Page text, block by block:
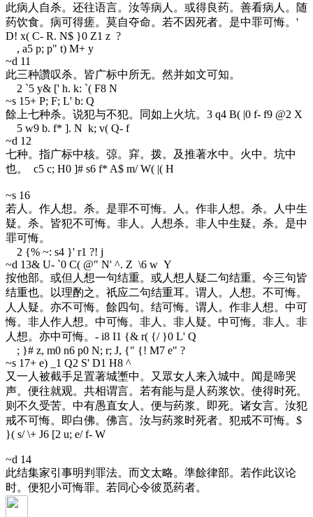
此病人自杀。还往语言。汝等病人。或得良药。善看病人。随
药饮食。病可得瘥。莫自夺命。若不因死者。是中罪可悔。 '
D! x( C- R. N$ }0 Z1 z ?
, a5 p; p" t) M+ y
~d 11
此三种讚叹杀。皆广标中所无。然并如文可知。
2 `5 y& [' h. k: `( F8 N
~s 15+ P; F; L' b: Q
餘上七种杀。说犯与不犯。同如上火坑。 3 q4 B( |0 f- f9 @2 X
5 w9 b. f* ]. N k; v( Q- f
~d 12
七种。指广标中核。弶。穽。拨。及推著水中。火中。坑中
也。
c5 c; H0 ]# s6 f* A$ m/ W( |( H
~s 16
若人。作人想。杀。是罪不可悔。人。作非人想。杀。人中生
疑。杀。皆犯不可悔。非人。人想杀。非人中生疑。杀。是中
罪可悔。
2 {% ~: s4 }' r1 ?! j
~d 13& U- `0 C( @" N' ^. Z \6 w Y
按他部。或但人想一句结重。或人想人疑二句结重。今三句皆
结重也。以理酌之。祇应二句结重耳。谓人。人想。不可悔。
人人疑。亦不可悔。餘四句。结可悔。谓人。作非人想。中可
悔。非人作人想。中可悔。非人。非人疑。中可悔。非人。非
人想。亦中可悔。 - i8 I1 {& r( {/ }0 L' Q
; }# z, m0 n6 p0 N; r; J, {" {! M7 e" ?
~s 17+ e) _1 Q2 S' D1 H8 ^
又一人被截手足置著城壍中。又眾女人来入城中。闻是啼哭
声。便往就观。共相谓言。若有能与是人药浆饮。使得时死。
则不久受苦。中有愚直女人。便与药浆。即死。诸女言。汝犯
戒不可悔。即白佛。佛言。汝与药浆时死者。犯戒不可悔。 $
}( s/ \+ J6 [2 u; e/ f- W
~d 14
此结集家引事明判罪法。而文太略。準餘律部。若作此议论
时。便犯小可悔罪。若同心令彼觅药者。